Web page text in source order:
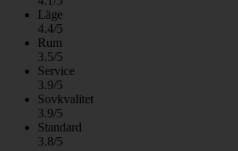
Läge
4.4/5
Rum
3.5/5
Service
3.9/5
Sovkvalitet
3.9/5
Standard
3.8/5